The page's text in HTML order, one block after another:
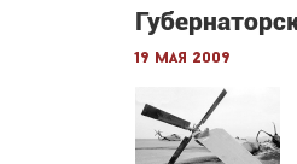
19 мая 2009